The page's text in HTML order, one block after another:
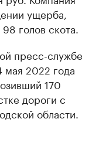
ущерба,
голов скота.
пресс-службе
мая 2022 года
170
дороги с
области.